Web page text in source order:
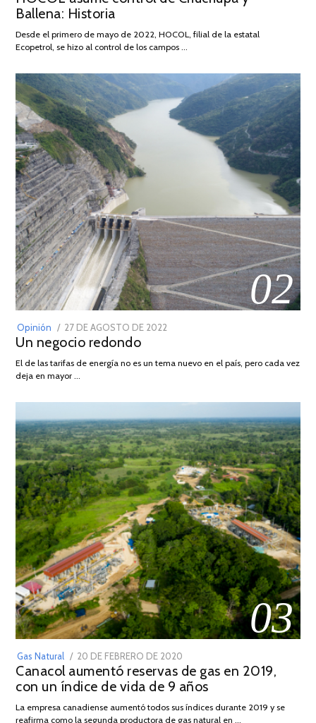
2026
Ballena: Historia
Desde el primero de mayo de 2022, HOCOL, filial de la estatal
Ecopetrol, se hizo al control de los campos …
02
Opinión
POSTED
ON
27 DE AGOSTO DE 2022
DE
Un negocio redondo
El de las tarifas de energía no es un tema nuevo en el país, pero cada vez
deja en mayor …
03
Gas Natural
POSTED
ON
20 DE FEBRERO DE 2020
DE
JULIO
2025
Canacol aumentó reservas de gas en 2019,
con un índice de vida de 9 años
La empresa canadiense aumentó todos sus índices durante 2019 y se
reafirma como la segunda productora de gas natural en …